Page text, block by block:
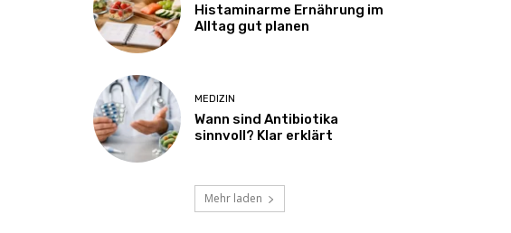
Histaminarme Ernährung im
Alltag gut planen
MEDIZIN
Wann sind Antibiotika
sinnvoll? Klar erklärt
Mehr laden